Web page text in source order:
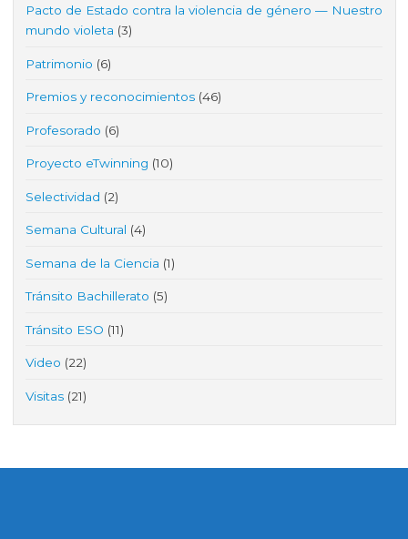
Pacto de Estado contra la violencia de género — Nuestro
mundo violeta (3)
Patrimonio (6)
Premios y reconocimientos (46)
Profesorado (6)
Proyecto eTwinning (10)
Selectividad (2)
Semana Cultural (4)
Semana de la Ciencia (1)
Tránsito Bachillerato (5)
Tránsito ESO (11)
Video (22)
Visitas (21)